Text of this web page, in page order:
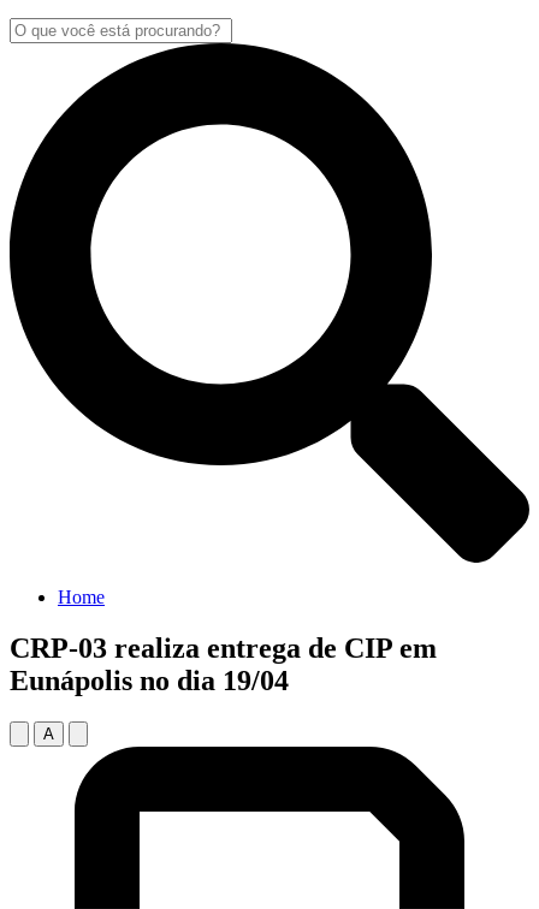
Home
CRP-03 realiza entrega de CIP em
Eunápolis no dia 19/04
A